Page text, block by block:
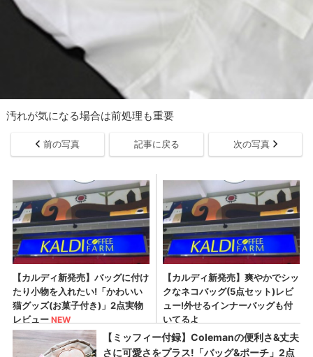
汚れが気になる場合は前処理も重要
前の写真 記事に戻る 次の写真